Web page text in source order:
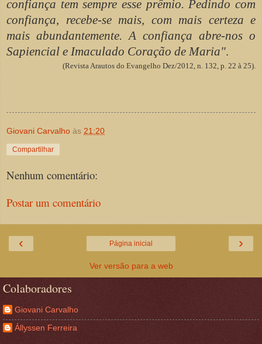
confiança tem sempre esse prêmio. Pedindo com
confiança, recebe-se mais, com mais certeza e
mais abundantemente. A confiança abre-nos o
Sapiencial e Imaculado Coração de Maria".
(Revista Arautos do Evangelho Dez/2012, n. 132, p. 22 à 25).
Giovani Carvalho às 21:20
Compartilhar
Nenhum comentário:
Postar um comentário
‹ ›
Página inicial
Ver versão para a web
Colaboradores
Giovani Carvalho
Állyssen Ferreira